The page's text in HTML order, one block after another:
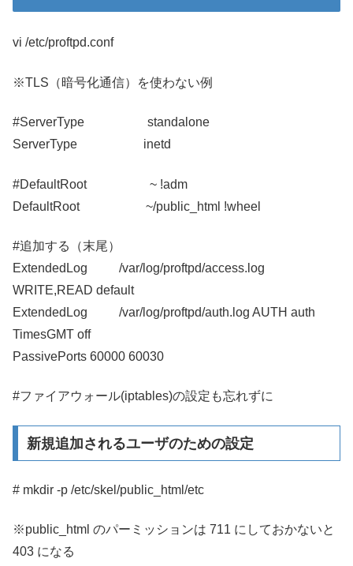
vi /etc/proftpd.conf
※TLS（暗号化通信）を使わない例
#ServerType standalone
ServerType inetd
#DefaultRoot ~ !adm
DefaultRoot ~/public_html !wheel
#追加する（末尾）
ExtendedLog /var/log/proftpd/access.log
WRITE,READ default
ExtendedLog /var/log/proftpd/auth.log AUTH auth
TimesGMT off
PassivePorts 60000 60030
#ファイアウォール(iptables)の設定も忘れずに
新規追加されるユーザのための設定
# mkdir -p /etc/skel/public_html/etc
※public_html のパーミッションは 711 にしておかないと
403 になる